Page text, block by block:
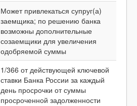
Может привлекаться супруг(а)
заемщика; по решению банка
возможны дополнительные
созаемщики для увеличения
одобряемой суммы
1/366 от действующей ключевой
ставки Банка России за каждый
день просрочки от суммы
просроченной задолженности